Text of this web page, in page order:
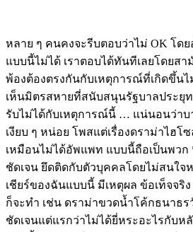
หลาย ๆ คนคงจะรีบตอบว่าไม่ OK โดย
แบบนี้ไม่ได้ เราตอบได้ทันทีเลยโดยส
พ้องต้องตรงกันกับเหตุการณ์ที่เกิดขึ้นไ
เห็นมิตรสหายที่สนับสนุนรัฐบาลประยุ
รับไม่ได้กับเหตุการณ์นี้ … แน่นอนว่าบ
เงียบ ๆ หน่อย โพสแต่เรื่องดราม่าไฮโ
เหมือนไม่ได้อัพแพท แบบนี้ถือเป็นพวก
ชัดเจน ยึดติดกับตัวบุคคลโดยไม่สนใจ
เชียร์ของฉันแบบนี้ มีเหตุผล ข้อเท็จจริ
ก็จะทำ เช่น ดราม่าขวดน้ำโค้กธนาธ
ชัดเจนแต่แรกว่าไม่ได้ยี่หระอะไรกับห